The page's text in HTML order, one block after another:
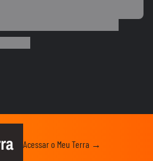
artesanais...
Acessar o Meu Terra →